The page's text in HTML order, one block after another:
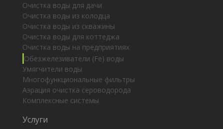
Очистка воды для дачи
Очистка воды из колодца
Очистка воды из скважины
Очистка воды для коттеджа
Очистка воды на предприятиях
Обезжелезиватели (Fe) воды
Умягчители воды
Многофункциональные фильтры
Аэрация очистка сероводорода
Комплексные системы
Услуги